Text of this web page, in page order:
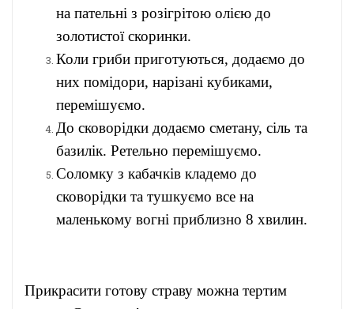
на пательні з розігрітою олією до
золотистої скоринки.
Коли гриби приготуються, додаємо до
них помідори, нарізані кубиками,
перемішуємо.
До сковорідки додаємо сметану, сіль та
базилік. Ретельно перемішуємо.
Соломку з кабачків кладемо до
сковорідки та тушкуємо все на
маленькому вогні приблизно 8 хвилин.
Прикрасити готову страву можна тертим